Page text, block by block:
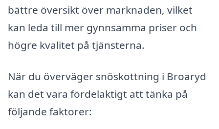
bättre översikt över marknaden, vilket
kan leda till mer gynnsamma priser och
högre kvalitet på tjänsterna.
När du överväger snöskottning i Broaryd
kan det vara fördelaktigt att tänka på
följande faktorer: